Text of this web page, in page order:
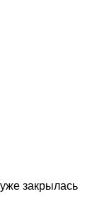
закрылась